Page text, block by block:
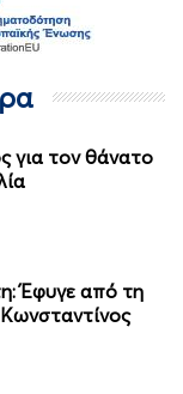
για τον θάνατο
Έφυγε από τη